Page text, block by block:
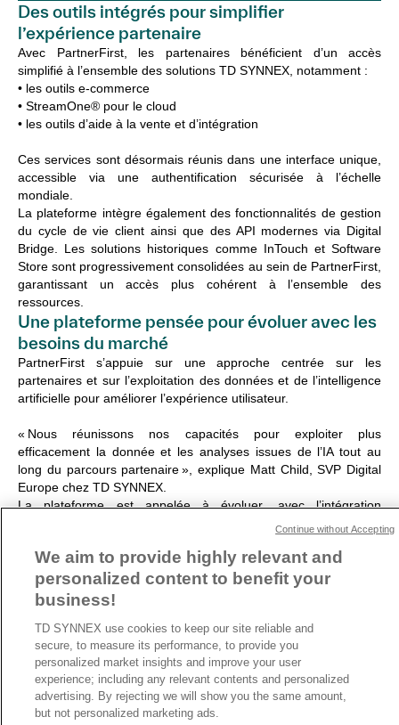
Des outils intégrés pour simplifier
l’expérience partenaire
Avec PartnerFirst, les partenaires bénéficient d’un accès
simplifié à l’ensemble des solutions TD SYNNEX, notamment :
• les outils e-commerce
• StreamOne® pour le cloud
• les outils d’aide à la vente et d’intégration
Ces services sont désormais réunis dans une interface unique,
accessible via une authentification sécurisée à l’échelle
mondiale.
La plateforme intègre également des fonctionnalités de gestion
du cycle de vie client ainsi que des API modernes via Digital
Bridge. Les solutions historiques comme InTouch et Software
Store sont progressivement consolidées au sein de PartnerFirst,
garantissant un accès plus cohérent à l’ensemble des
ressources.
Une plateforme pensée pour évoluer avec les
besoins du marché
PartnerFirst s’appuie sur une approche centrée sur les
partenaires et sur l’exploitation des données et de l’intelligence
artificielle pour améliorer l’expérience utilisateur.
« Nous réunissons nos capacités pour exploiter plus
efficacement la donnée et les analyses issues de l’IA tout au
long du parcours partenaire », explique Matt Child, SVP Digital
Europe chez TD SYNNEX.
La plateforme est appelée à évoluer, avec l’intégration
progressive de nouvelles fonctionnalités et services, dans le but
ARTICLE PRÉCÉDENT
A propos de TD SYNNEX
Historique
Travailler chez TD SYNNEX
We aim to provide highly relevant and
personalized content to benefit your
business!
TD SYNNEX use cookies to keep our site reliable and
secure, to measure its performance, to provide you
personalized market insights and improve your user
experience; including any relevant contents and personalized
advertising. By rejecting we will show you the same amount,
but not personalized marketing ads.
Continue without Accepting